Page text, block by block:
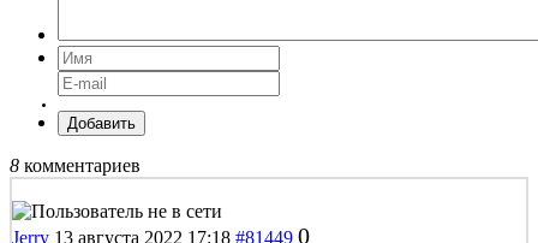
Добавить
8 комментариев
Jerry 13 августа 2022 17:18 #81449 0